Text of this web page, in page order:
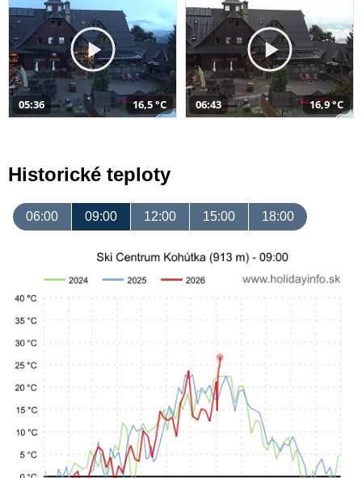
05:36 16,5 °C 06:43 16,9 °C
Historické teploty
06:00 09:00 12:00 15:00 18:00